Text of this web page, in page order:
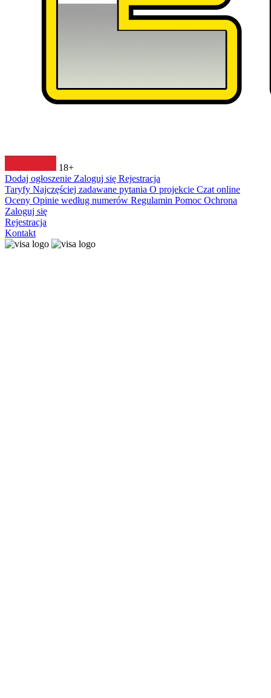
18+
Dodaj ogłoszenie Zaloguj się Rejestracja
Taryfy Najczęściej zadawane pytania O projekcie Czat online
Oceny Opinie według numerów Regulamin Pomoc Ochrona
Zaloguj się
Rejestracja
Kontakt